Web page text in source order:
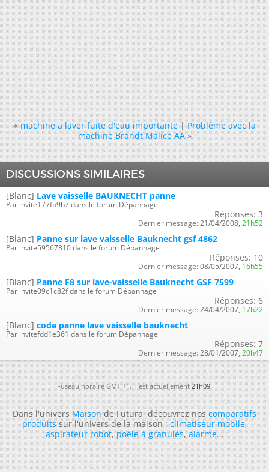
« machine a laver fuite d'eau importante|Problème avec la
machine Brandt Malice AA »
DISCUSSIONS SIMILAIRES
[Blanc] Lave vaisselle BAUKNECHT panne
Par invite177fb9b7 dans le forum Dépannage
Réponses: 3
Dernier message: 21/04/2008, 21h52
[Blanc] Panne sur lave vaisselle Bauknecht gsf 4862
Par invite59567810 dans le forum Dépannage
Réponses: 10
Dernier message: 08/05/2007, 16h55
[Blanc] Panne F8 sur lave-vaisselle Bauknecht GSF 7599
Par invite09c1c82f dans le forum Dépannage
Réponses: 6
Dernier message: 24/04/2007, 17h22
[Blanc] code panne lave vaisselle bauknecht
Par invitefdd1e361 dans le forum Dépannage
Réponses: 7
Dernier message: 28/01/2007, 20h47
Fuseau horaire GMT +1. Il est actuellement21h09.
Dans l'universMaisonde Futura, découvrez noscomparatifs
produitssur l'univers de la maison :climatiseur mobile,
aspirateur robot,poêle à granulés,alarme...